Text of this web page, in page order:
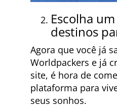
Escolha
destinos
Agora que você já
Worldpackers e já
site, é hora de
plataforma para
seus sonhos.